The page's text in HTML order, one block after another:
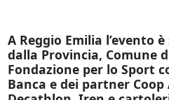
A Reggio Emilia l’evento
dalla Provincia, Comune
Fondazione per lo Sport
Banca e dei partner Coop